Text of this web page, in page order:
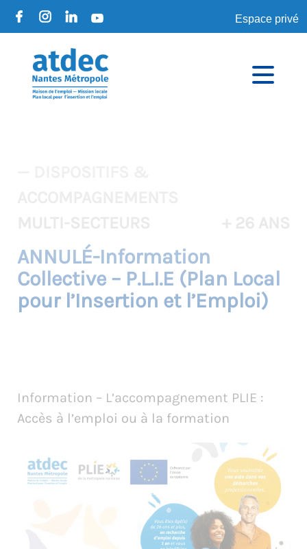
Espace privé
ANNULÉ-Information
Collective – P.L.I.E (Plan Local
pour l’Insertion et l’Emploi)
Information – L’accompagnement PLIE :
Accès à l’emploi ou à la formation